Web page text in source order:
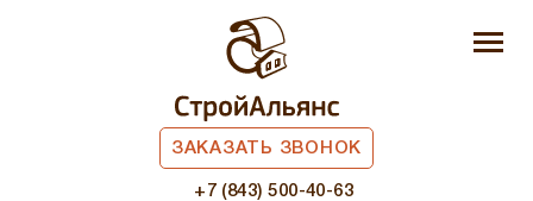
ЗАКАЗАТЬ ЗВОНОК
+7 (843) 500-40-63